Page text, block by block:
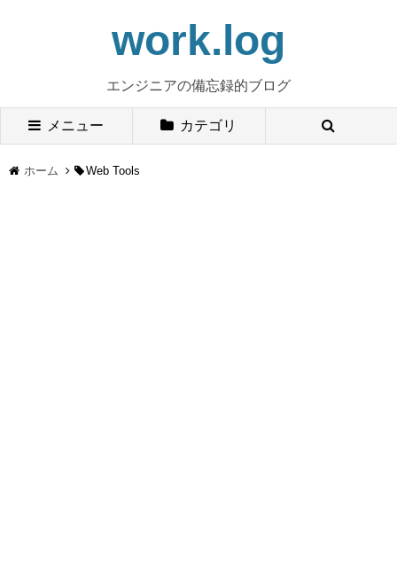
work.log
エンジニアの備忘録的ブログ
メニュー カテゴリ
ホーム Web Tools